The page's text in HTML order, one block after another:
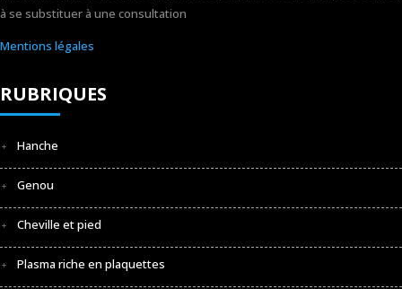
à se substituer à une consultation
Mentions légales
RUBRIQUES
Hanche
Genou
Cheville et pied
Plasma riche en plaquettes